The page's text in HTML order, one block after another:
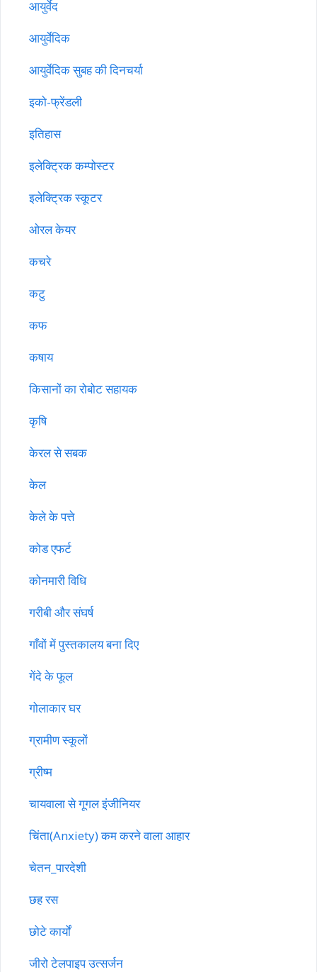
आयुर्वेद
आयुर्वेदिक
आयुर्वेदिक सुबह की दिनचर्या
इको-फ्रेंडली
इतिहास
इलेक्ट्रिक कम्पोस्टर
इलेक्ट्रिक स्कूटर
ओरल केयर
कचरे
कटु
कफ
कषाय
किसानों का रोबोट सहायक
कृषि
केरल से सबक
केल
केले के पत्ते
कोड एफर्ट
कोनमारी विधि
गरीबी और संघर्ष
गाँवों में पुस्तकालय बना दिए
गेंदे के फूल
गोलाकार घर
ग्रामीण स्कूलों
ग्रीष्म
चायवाला से गूगल इंजीनियर
चिंता(Anxiety) कम करने वाला आहार
चेतन_पारदेशी
छह रस
छोटे कार्यों
जीरो टेलपाइप उत्सर्जन